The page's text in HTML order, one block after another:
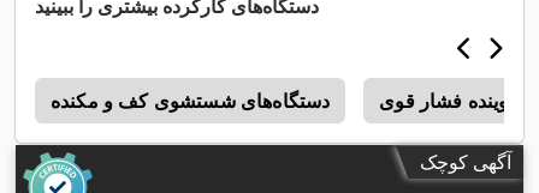
دستگاه‌های کارکرده بیشتری را ببینید
دستگاه‌های شستشوی کف و مکنده شوینده فشار قوی
آگهی کوچک